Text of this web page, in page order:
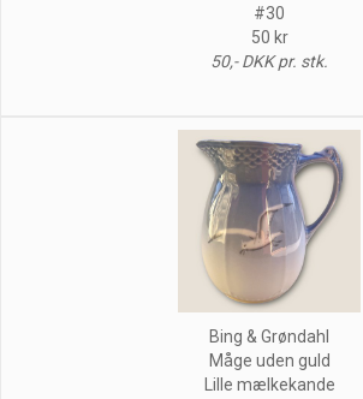
#30
50 kr
50,- DKK pr. stk.
Bing & Grøndahl
Måge uden guld
Lille mælkekande